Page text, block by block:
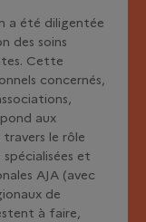
a été diligentée
des soins
Cette
concernés,
aux
le rôle
et
AJA (avec
de
à faire,